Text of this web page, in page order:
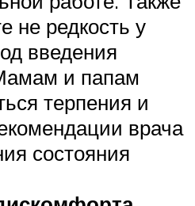
не редкость у
введения
и папам
терпения и
врача
состояния